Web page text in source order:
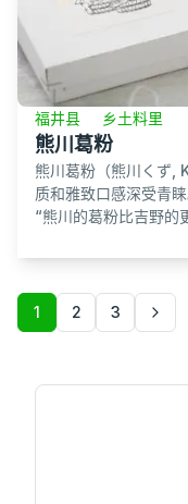
福井县 乡土料里
熊川葛粉
熊川葛粉（熊川くず,
质和雅致口感深受青
“熊川的葛粉比吉野的
1 2 3